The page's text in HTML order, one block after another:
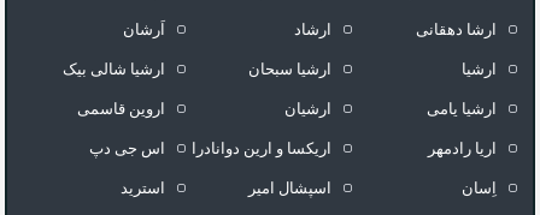
ارشا دهقانی ارشاد اَرشان
ارشیا ارشیا سبحان ارشیا شالی بیک
ارشیا یامی ارشیان اروین قاسمی
اریا رادمهر اریکسا و ارین دوانادرا اس جی دپ
اِسان اسپشال امیر استرید